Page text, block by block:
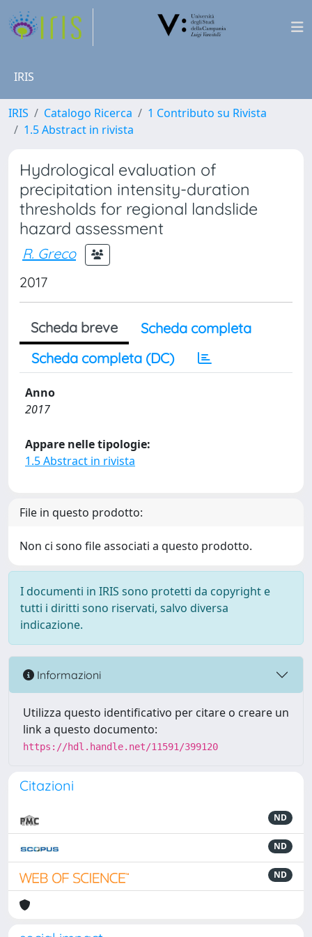
IRIS
IRIS Catalogo Ricerca
1 Contributo su Rivista
1.5 Abstract in rivista
Hydrological evaluation of
precipitation intensity-duration
thresholds for regional landslide
hazard assessment
R. Greco
2017
Scheda breve
Scheda completa
Scheda completa (DC)
Anno
2017
Appare nelle tipologie:
1.5 Abstract in rivista
File in questo prodotto:
Non ci sono file associati a questo prodotto.
I documenti in IRIS sono protetti da copyright e
tutti i diritti sono riservati, salvo diversa
indicazione.
Informazioni
Utilizza questo identificativo per citare o creare un
link a questo documento:
https://hdl.handle.net/11591/399120
Citazioni
ND
ND
ND